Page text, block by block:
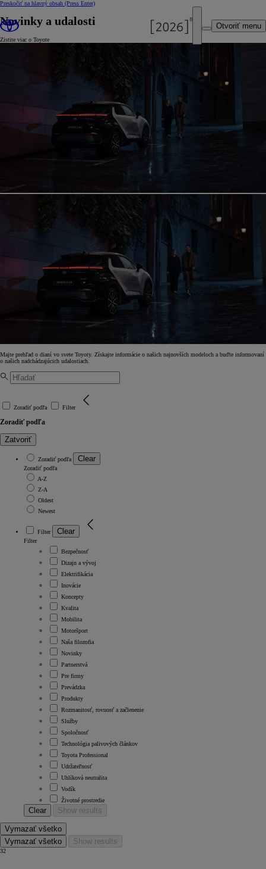
Preskočiť na hlavný obsah (Press Enter)
Otvoriť menu
Novinky a udalosti
Zistite viac o Toyote
Majte prehľad o dianí vo svete Toyoty. Získajte informácie o našich najnovších modeloch a buďte informovaní
o našich nadchádzajúcich udalostiach.
Zoradiť podľa Filter
Zoradiť podľa
Zatvoriť
Zoradiť podľa Clear
Zoradiť podľa
A-Z
Z-A
Oldest
Newest
Filter Clear
Filter
Bezpečnosť
Dizajn a vývoj
Elektrifikácia
Inovácie
Koncepty
Kvalita
Mobilita
Motoršport
Naša filozofia
Novinky
Partnerstvá
Pre firmy
Prevádzka
Produkty
Rozmanitosť, rovnosť a začlenenie
Služby
Spoločnosť
Technológia palivových článkov
Toyota Professional
Udržateľnosť
Uhlíková neutralita
Vodík
Životné prostredie
Clear Show results
Vymazať všetko
Vymazať všetko
Show results
32